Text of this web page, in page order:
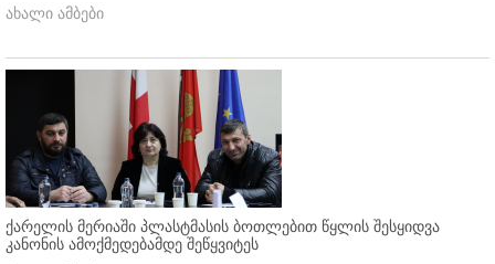
ახალი ამბები
ქარელის მერიაში პლასტმასის ბოთლებით წყლის შესყიდვა
კანონის ამოქმედებამდე შეწყვიტეს